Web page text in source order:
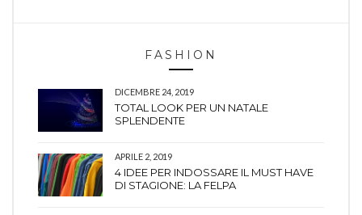
FASHION
DICEMBRE 24, 2019
TOTAL LOOK PER UN NATALE
SPLENDENTE
APRILE 2, 2019
4 IDEE PER INDOSSARE IL MUST HAVE
DI STAGIONE: LA FELPA